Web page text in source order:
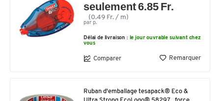
seulement 6.85 Fr.
(0.49 Fr. / m)
par p.
Délai de livraison : le jour ouvrable suivant chez
vous
Comparer Remarquer
Ruban d'emballage tesapack® Eco &